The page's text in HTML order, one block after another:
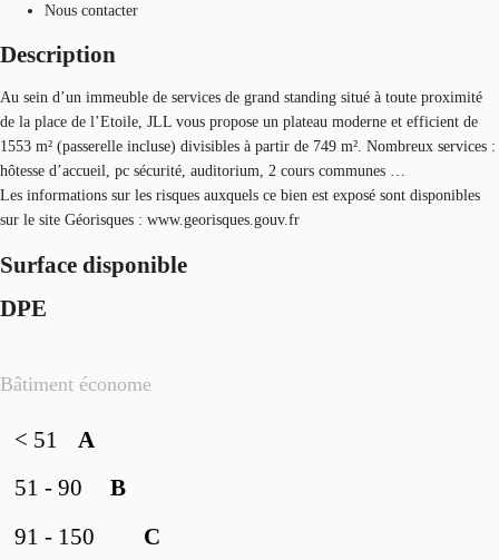
Nous contacter
Description
Au sein d’un immeuble de services de grand standing situé à toute proximité
de la place de l’Etoile, JLL vous propose un plateau moderne et efficient de
1553 m² (passerelle incluse) divisibles à partir de 749 m². Nombreux services :
hôtesse d’accueil, pc sécurité, auditorium, 2 cours communes …
Les informations sur les risques auxquels ce bien est exposé sont disponibles
sur le site Géorisques : www.georisques.gouv.fr
Surface disponible
DPE
Bâtiment économe
A
< 51
B
51 - 90
C
91 - 150